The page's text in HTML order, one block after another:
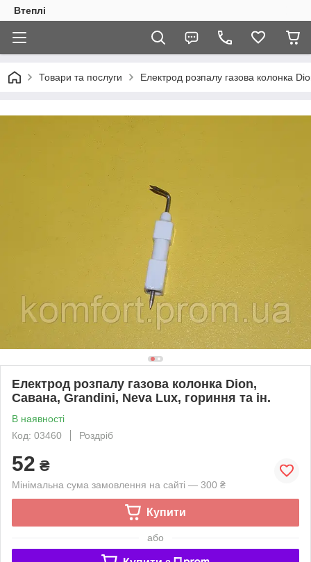
Втеплі
Товари та послуги Електрод розпалу газова колонка
Електрод розпалу газова колонка Dion,
Савана, Grandini, Neva Lux, гориння та ін.
В наявності
Код: 03460
Роздріб
52 ₴
Мінімальна сума замовлення на сайті — 300 ₴
Купити
або